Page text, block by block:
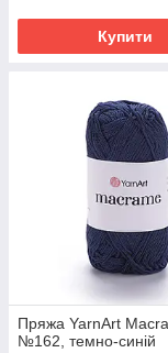
Купити
Пряжа YarnArt
№162, темно-синій